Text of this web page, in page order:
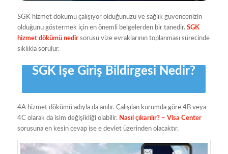
SGK hizmet dökümü çalışıyor olduğunuzu ve sağlık güvencenizin
olduğunu göstermek için en önemli belgelerden bir tanedir. SGK
hizmet dökümü nedir sorusu vize evraklarının toplanması sürecinde
sıklıkla sorulur.
SGK İşe Giriş Bildirgesi Nedir?
4A hizmet dökümü adıyla da anılır. Çalışılan kurumda göre 4B veya
4C olarak da isim değişikliği olabilir. Nasıl çıkarılır? – Visa Center
sorusuna en kesin cevap ise e devlet üzerinden olacaktır.